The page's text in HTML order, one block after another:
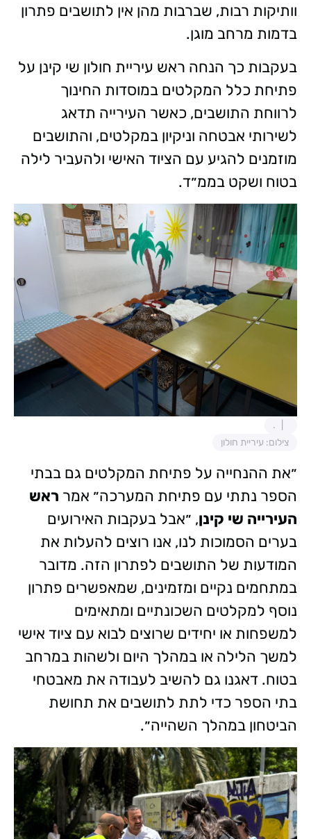
וותיקות רבות, שברבות מהן אין לתושבים פתרון
בדמות מרחב מוגן.
בעקבות כך הנחה ראש עיריית חולון שי קינן על
פתיחת כלל המקלטים במוסדות החינוך
לרווחת התושבים, כאשר העירייה תדאג
לשירותי אבטחה וניקיון במקלטים, והתושבים
מוזמנים להגיע עם הציוד האישי ולהעביר לילה
בטוח ושקט בממ״ד.
.
צילום: עיריית חולון
״את ההנחייה על פתיחת המקלטים גם בבתי
הספר נתתי עם פתיחת המערכה״ אמר ראש
העירייה שי קינן, ״אבל בעקבות האירועים
בערים הסמוכות לנו, אנו רוצים להעלות את
המודעות של התושבים לפתרון הזה. מדובר
במתחמים נקיים ומזמינים, שמאפשרים פתרון
נוסף למקלטים השכונתיים ומתאימים
למשפחות או יחידים שרוצים לבוא עם ציוד אישי
למשך הלילה או במהלך היום ולשהות במרחב
בטוח. דאגנו גם להשיב לעבודה את מאבטחי
בתי הספר כדי לתת לתושבים את תחושת
הביטחון במהלך השהייה״.